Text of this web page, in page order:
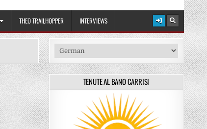
THEO TRAILHOPPER INTERVIEWS
TENUTE AL BANO CARRISI